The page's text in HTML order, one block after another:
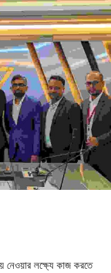
নেওয়ার লক্ষ্যে কাজ করতে